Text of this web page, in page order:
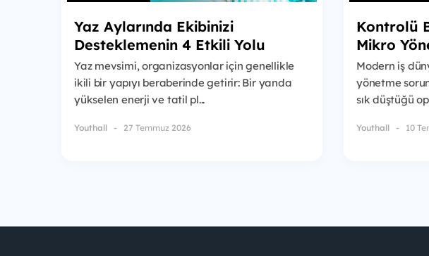
Yaz Aylarında Ekibinizi
Desteklemenin 4 Etkili Yolu
Yaz mevsimi, organizasyonlar için genellikle
ikili bir yapıyı beraberinde getirir: Bir yanda
yükselen enerji ve tatil pl...
Youthall 27 Temmuz 2026
Kontrolü
Mikro
Modern iş
yönetme
sık düştüğü
Youthall 10